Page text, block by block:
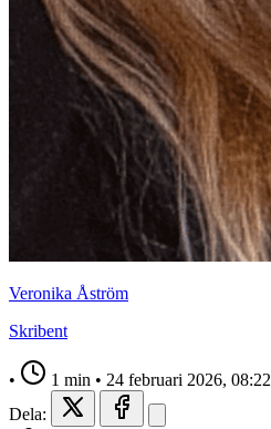
Veronika Åström
Skribent
• 1 min • 24 februari 2026, 08:22
Dela: